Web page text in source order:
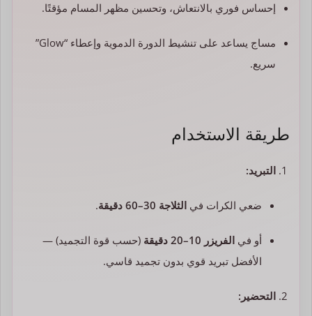
إحساس فوري بالانتعاش، وتحسين مظهر المسام مؤقتًا.
مساج يساعد على تنشيط الدورة الدموية وإعطاء “Glow”
سريع.
طريقة الاستخدام
التبريد:
ضعي الكرات في الثلاجة 30–60 دقيقة .
أو في الفريزر 10–20 دقيقة
(حسب قوة التجميد) —
الأفضل تبريد قوي بدون تجميد قاسي.
التحضير: